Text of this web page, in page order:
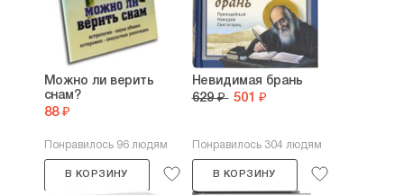
Можно ли верить
снам?
88 ₽
Понравилось 96 людям
В КОРЗИНУ
Невидимая брань
629 ₽ 501 ₽
Понравилось 304 людям
В КОРЗИНУ